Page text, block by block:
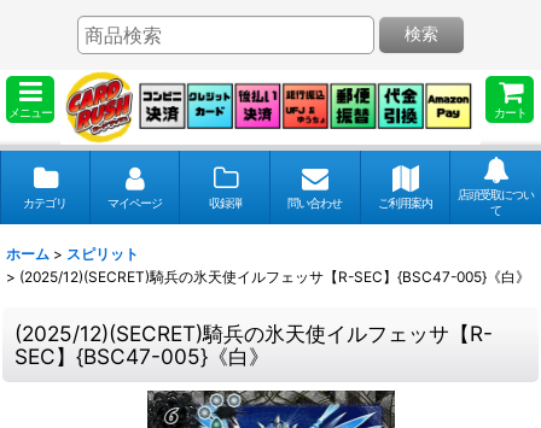
メニュー カート
検索
カテゴリ マイページ 収録弾 問い合わせ ご利用案内
店頭受取につい
て
ホーム > スピリット
> (2025/12)(SECRET)騎兵の氷天使イルフェッサ【R-SEC】{BSC47-005}《白》
(2025/12)(SECRET)騎兵の氷天使イルフェッサ【R-
SEC】{BSC47-005}《白》